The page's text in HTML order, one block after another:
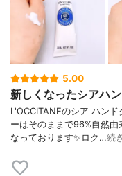
5.00
新しくなったシアハ
L'OCCITANEのシア ハン
ーはそのままで96%自然
なっております✨ロク…続